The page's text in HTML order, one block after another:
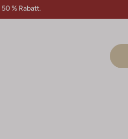
50 % Rabatt.